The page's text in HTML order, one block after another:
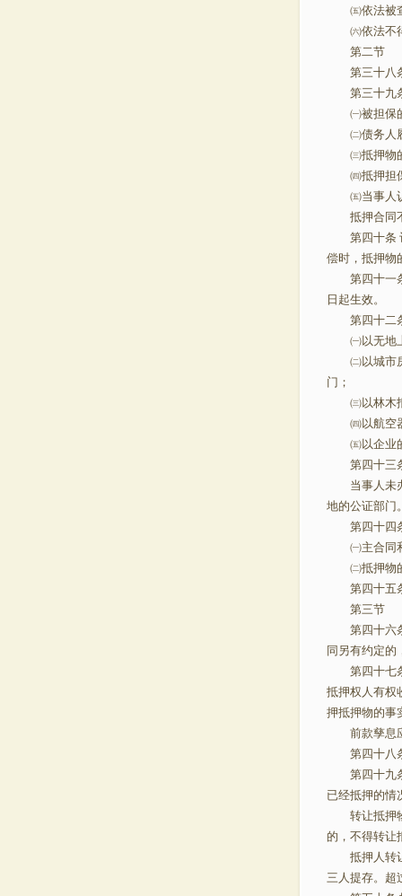
㈤依法被
㈥依法不
第二节
第三十八条
第三十九
㈠被担保
㈡债务人
㈢抵押物的
㈣抵押担
㈤当事人
抵押合同不
第四十条 订
偿时，抵押物
第四十一条
日起生效。
第四十二
㈠以无地上
㈡以城市房
门；
㈢以林木
㈣以航空
㈤以企业的
第四十三条
当事人未办
地的公证部门
第四十四条
㈠主合同
㈡抵押物的
第四十五条
第三节
第四十六条
同另有约定的
第四十七条
抵押权人有权
押抵押物的
前款孳息应
第四十八条
第四十九条
已经抵押的
转让抵押物
的，不得转
抵押人转让
三人提存。超